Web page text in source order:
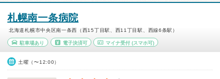
札幌南一条病院
北海道札幌市中央区南一条西（西15丁目駅、西11丁目駅、西線6条駅）
駐車場あり 電子決済可 マイナ受付 (スマホ可)
土曜（〜12:00）